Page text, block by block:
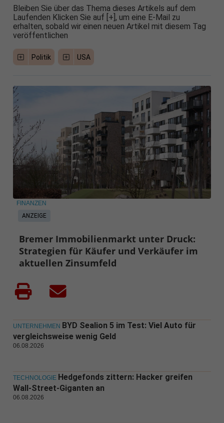
Bleiben Sie über das Thema dieses Artikels auf dem
Laufenden Klicken Sie auf [+], um eine E-Mail zu
erhalten, sobald wir einen neuen Artikel mit diesem Tag
veröffentlichen
Politik USA
ANZEIGE
FINANZEN
Bremer Immobilienmarkt unter Druck:
Strategien für Käufer und Verkäufer im
aktuellen Zinsumfeld
UNTERNEHMEN BYD Sealion 5 im Test: Viel Auto für
vergleichsweise wenig Geld
06.08.2026
TECHNOLOGIE Hedgefonds zittern: Hacker greifen
Wall-Street-Giganten an
06.08.2026